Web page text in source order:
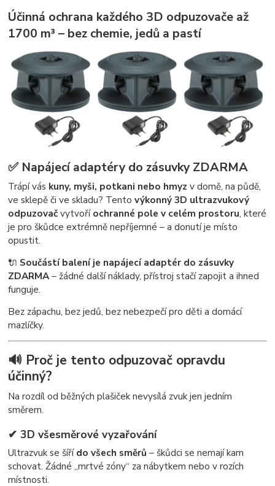
Účinná ochrana každého 3D odpuzovače až
1700 m³ – bez chemie, jedů a pastí
✅ Napájecí adaptéry do zásuvky ZDARMA
Trápí vás kuny, myši, potkani nebo hmyz v domě, na půdě,
ve sklepě či ve skladu? Tentovýkonný 3D ultrazvukový
odpuzovačvytvoříochranné pole v celém prostoru, které
je pro škůdce extrémně nepříjemné – a donutí je místo
opustit.
🔌 Součástí balení je napájecí adaptér do zásuvky
ZDARMA– žádné další náklady, přístroj stačí zapojit a ihned
funguje.
Bez zápachu, bez jedů, bez nebezpečí pro děti a domácí
mazlíčky.
🔊 Proč je tento odpuzovač opravdu
účinný?
Na rozdíl od běžných plašiček nevysílá zvuk jen jedním
směrem.
✔ 3D všesměrové vyzařování
Ultrazvuk se šířído všech směrů – škůdci se nemají kam
schovat. Žádné „mrtvé zóny“ za nábytkem nebo v rozích
místnosti.